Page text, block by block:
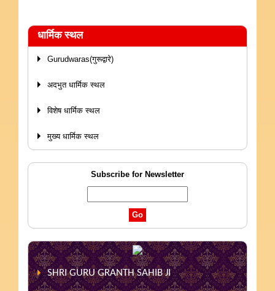
धार्मिक स्थल
Gurudwaras(गुरूद्वारे)
अदभुत धार्मिक स्थल
विशेष धार्मिक स्थल
मुख्य धार्मिक स्थल
Subscribe for Newsletter
SHRI GURU GRANTH SAHIB JI